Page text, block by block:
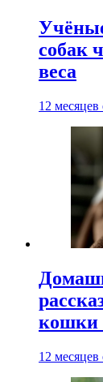
собак
веса
12 месяцев
кошки
12 месяцев